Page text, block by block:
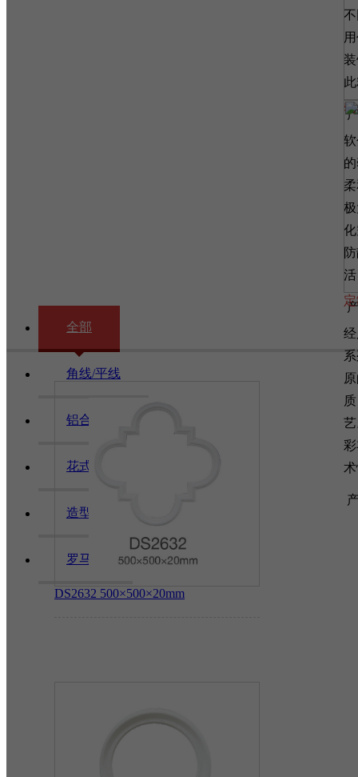
全部
角线/平线
铝合金线条
花式灯盘
造型灯池
罗马柱
DS2632 500×500×20mm